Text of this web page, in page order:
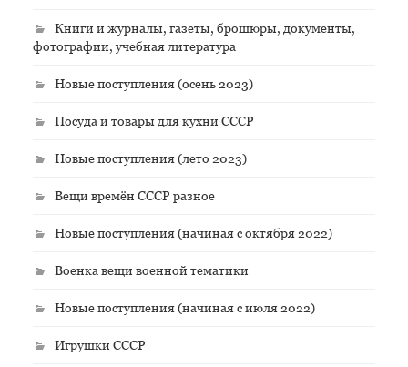
Книги и журналы, газеты, брошюры, документы,
фотографии, учебная литература
Новые поступления (осень 2023)
Посуда и товары для кухни СССР
Новые поступления (лето 2023)
Вещи времён СССР разное
Новые поступления (начиная с октября 2022)
Военка вещи военной тематики
Новые поступления (начиная с июля 2022)
Игрушки СССР